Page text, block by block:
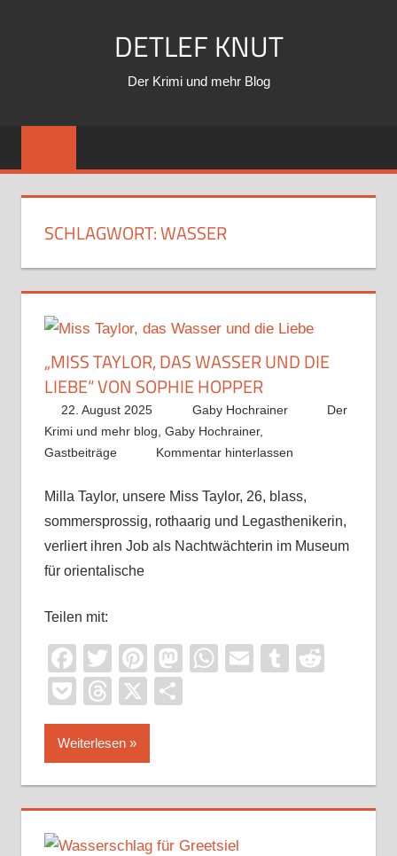
DETLEF KNUT
Der Krimi und mehr Blog
SCHLAGWORT:WASSER
„MISS TAYLOR, DAS WASSER UND DIE
LIEBE“ VON SOPHIE HOPPER
22. August 2025 Gaby Hochrainer
Der
Krimi und mehr blog Gaby Hochrainer,
Gastbeiträge
Kommentar hinterlassen
Milla Taylor, unsere Miss Taylor, 26, blass,
sommersprossig, rothaarig und Legasthenikerin,
verliert ihren Job als Nachtwächterin im Museum
für orientalische
Teilen mit:
Facebook
TwitterPinterest
Mastodon
WhatsApp
EmailTumblr
PocketThreads
X
Weiterlesen